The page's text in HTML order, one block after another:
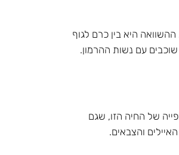
לתת חמישית מהם לנוטרים. ההשוואה היא בין כרם לגוף
עם נשות ההרמון.
של החיה הזו, שגם
והצבאים.